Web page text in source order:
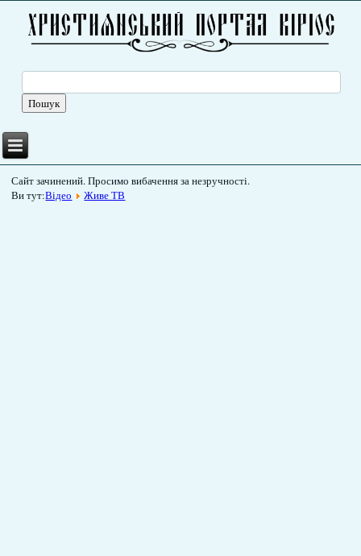
Сайт зачинений. Просимо вибачення за незручності.
Ви тут:Відео Живе ТВ